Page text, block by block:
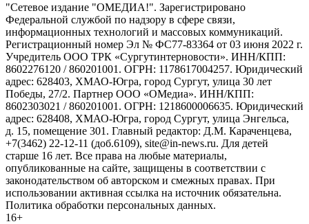
"Сетевое издание "ОМЕДИА!". Зарегистрировано
Федеральной службой по надзору в сфере связи,
информационных технологий и массовых коммуникаций.
Регистрационный номер Эл № ФС77-83364 от 03 июня 2022 г.
Учредитель ООО ТРК «Сургутинтерновости». ИНН/КПП:
8602276120 / 860201001. ОГРН: 1178617004257. Юридический
адрес: 628403, ХМАО-Югра, город Сургут, улица 30 лет
Победы, 27/2. Партнер ООО «ОМедиа». ИНН/КПП:
8602303021 / 860201001. ОГРН: 1218600006635. Юридический
адрес: 628408, ХМАО-Югра, город Сургут, улица Энгельса,
д. 15, помещение 301. Главный редактор: Д.М. Караченцева,
+7(3462) 22-12-11 (доб.6109), site@in-news.ru. Для детей
старше 16 лет. Все права на любые материалы,
опубликованные на сайте, защищены в соответствии с
законодательством об авторском и смежных правах. При
использовании активная ссылка на источник обязательна.
Политика обработки персональных данных.
16+